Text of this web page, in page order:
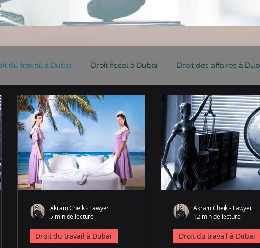
du travail à Dubai Droit fiscal à Dubai Droit des affaires à
pénal à Dubai Droit immobilier à Dubai Droit pétrolier à Dubai
Droit du travail à Dubai
Akram Cheik - Lawyer
5 min de lecture
Droit du travail à Dubai
Akram Cheik - Lawyer
12 min de lecture